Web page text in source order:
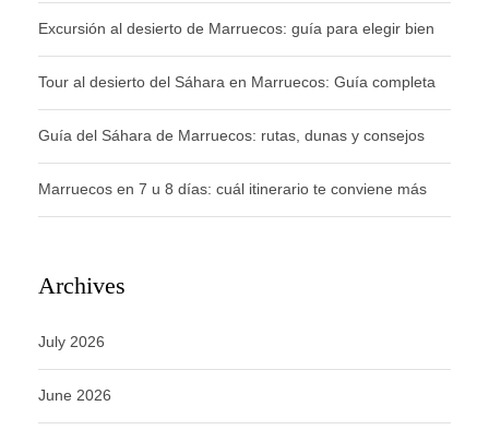
Excursión al desierto de Marruecos: guía para elegir bien
Tour al desierto del Sáhara en Marruecos: Guía completa
Guía del Sáhara de Marruecos: rutas, dunas y consejos
Marruecos en 7 u 8 días: cuál itinerario te conviene más
Archives
July 2026
June 2026